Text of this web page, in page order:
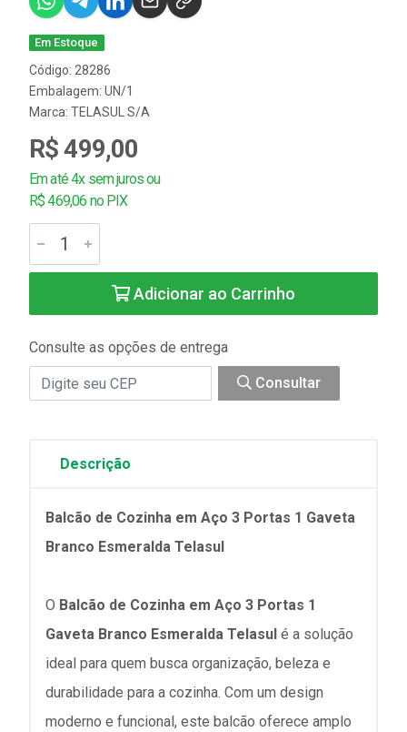
Em Estoque
Código: 28286
Embalagem: UN/1
Marca: TELASUL S/A
R$ 499,00
Em até 4x sem juros ou
R$ 469,06 no PIX
Adicionar ao Carrinho
Consulte as opções de entrega
Consultar
Descrição
Balcão de Cozinha em Aço 3 Portas 1 Gaveta
Branco Esmeralda Telasul
O Balcão de Cozinha em Aço 3 Portas 1
Gaveta Branco Esmeralda Telasul é a solução
ideal para quem busca organização, beleza e
durabilidade para a cozinha. Com um design
moderno e funcional, este balcão oferece amplo